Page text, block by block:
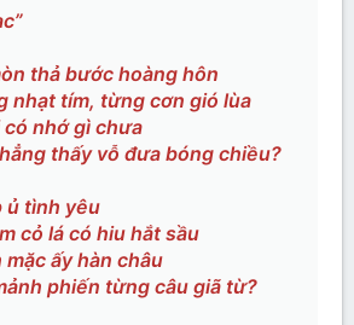
thả bước hoàng hôn
nhạt tím, từng cơn gió lùa
có nhớ gì chưa
thấy vỗ đưa bóng chiều?
ủ tình yêu
cỏ lá có hiu hắt sầu
mặc ấy hàn châu
phiến từng câu giã từ?